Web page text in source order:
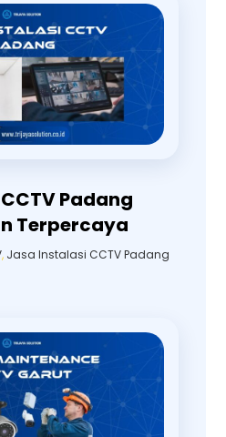
Padang
Terpercaya
, Jasa Instalasi CCTV Padang